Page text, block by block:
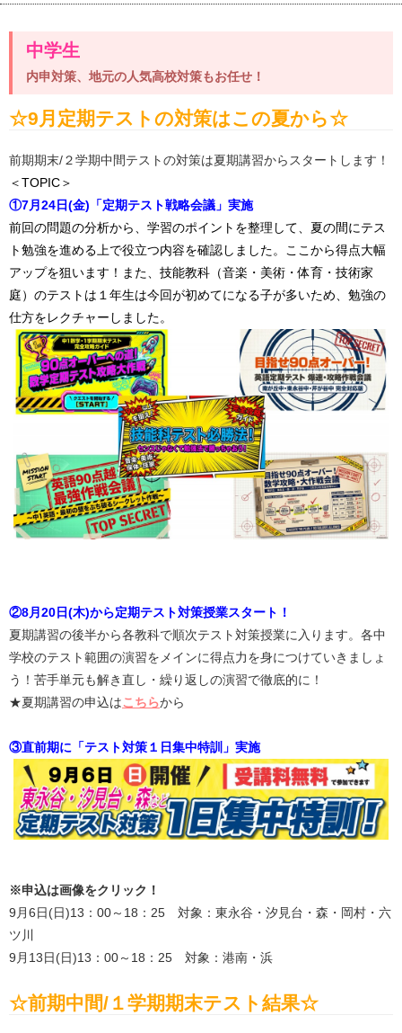
中学生
内申対策、地元の人気高校対策もお任せ！
☆9月定期テストの対策はこの夏から☆
前期期末/２学期中間テストの対策は夏期講習からスタートします！
＜TOPIC＞
①7月24日(金)「定期テスト戦略会議」実施
前回の問題の分析から、学習のポイントを整理して、夏の間にテス
ト勉強を進める上で役立つ内容を確認しました。ここから得点大幅
アップを狙います！また、技能教科（音楽・美術・体育・技術家
庭）のテストは１年生は今回が初めてになる子が多いため、勉強の
仕方をレクチャーしました。
②8月20日(木)から定期テスト対策授業スタート！
夏期講習の後半から各教科で順次テスト対策授業に入ります。各中
学校のテスト範囲の演習をメインに得点力を身につけていきましょ
う！苦手単元も解き直し・繰り返しの演習で徹底的に！
★夏期講習の申込はこちらから
③直前期に「テスト対策１日集中特訓」実施
※申込は画像をクリック！
9月6日(日)13：00～18：25 対象：東永谷・汐見台・森・岡村・六
ツ川
9月13日(日)13：00～18：25 対象：港南・浜
☆前期中間/１学期期末テスト結果☆